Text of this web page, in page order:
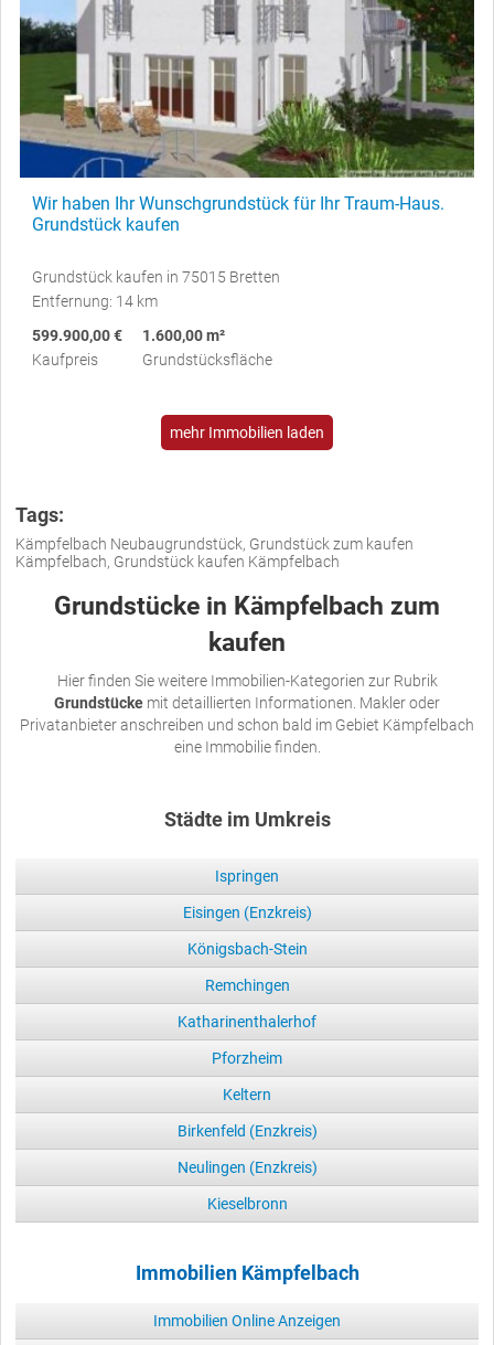
Wir haben Ihr Wunschgrundstück für Ihr Traum-Haus.
Grundstück kaufen
Grundstück kaufen in 75015 Bretten
Entfernung: 14 km
599.900,00 €
Kaufpreis
1.600,00 m²
Grundstücksfläche
mehr Immobilien laden
Tags:
Kämpfelbach Neubaugrundstück, Grundstück zum kaufen
Kämpfelbach, Grundstück kaufen Kämpfelbach
Grundstücke in Kämpfelbach zum
kaufen
Hier finden Sie weitere Immobilien-Kategorien zur Rubrik
Grundstücke mit detaillierten Informationen. Makler oder
Privatanbieter anschreiben und schon bald im Gebiet Kämpfelbach
eine Immobilie finden.
Städte im Umkreis
Ispringen
Eisingen (Enzkreis)
Königsbach-Stein
Remchingen
Katharinenthalerhof
Pforzheim
Keltern
Birkenfeld (Enzkreis)
Neulingen (Enzkreis)
Kieselbronn
Immobilien Kämpfelbach
Immobilien Online Anzeigen